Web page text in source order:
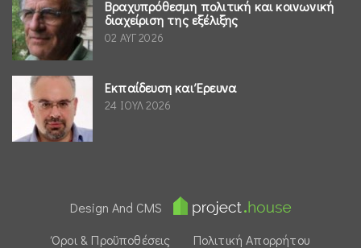
Βραχυπρόθεσμη πολιτική και κοινωνική
διαχείριση της εξέλιξης
02 ΑΥΓ 2026
Εκπαίδευση και Έρευνα
24 ΙΟΥΛ 2026
Design And CMS
Όροι & Προϋποθέσεις
Πολιτική Απορρήτου